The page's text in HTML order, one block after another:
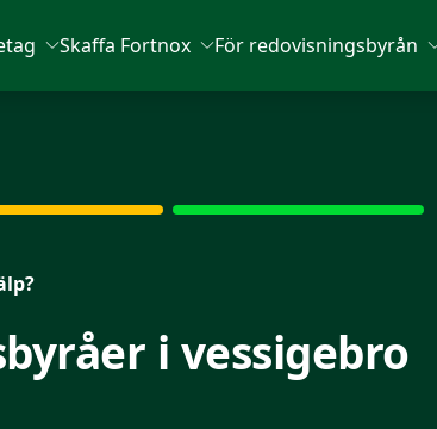
Skaffa Fortnox För redovisningsbyrån
i vessigebro